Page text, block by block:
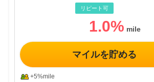
リピート可
1.0%
マイルを貯める
+5%mile